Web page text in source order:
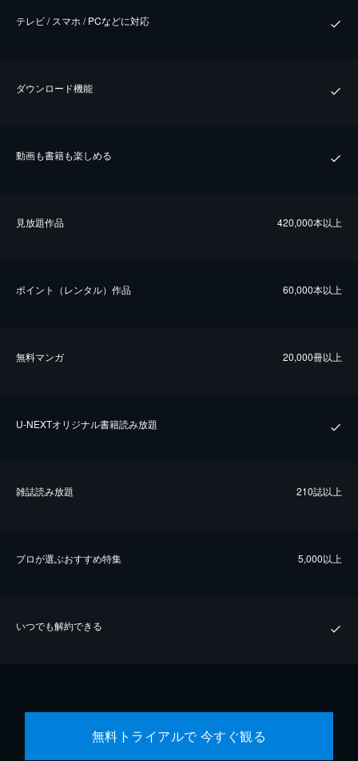
テレビ / スマホ / PCなどに対応
ダウンロード機能
動画も書籍も楽しめる
⾒放題作品 420,000本以上
ポイント（レンタル）作品 60,000本以上
無料マンガ 20,000冊以上
U-NEXTオリジナル書籍読み放題
雑誌読み放題 210誌以上
プロが選ぶおすすめ特集 5,000以上
いつでも解約できる
無料トライアルで 今すぐ観る